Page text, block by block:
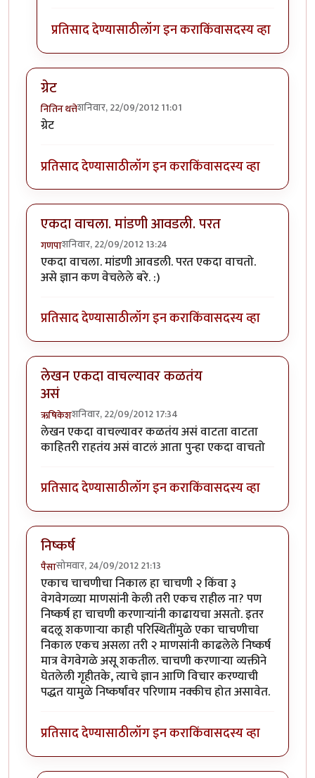
प्रतिसाद देण्यासाठीलॉग इन कराकिंवासदस्य व्हा
ग्रेट
नितिन थत्तेशनिवार, 22/09/2012 11:01
ग्रेट
प्रतिसाद देण्यासाठीलॉग इन कराकिंवासदस्य व्हा
एकदा वाचला. मांडणी आवडली. परत
गणपाशनिवार, 22/09/2012 13:24
एकदा वाचला. मांडणी आवडली. परत एकदा वाचतो.
असे ज्ञान कण वेचलेले बरे. :)
प्रतिसाद देण्यासाठीलॉग इन कराकिंवासदस्य व्हा
लेखन एकदा वाचल्यावर कळतंय
असं
ऋषिकेशशनिवार, 22/09/2012 17:34
लेखन एकदा वाचल्यावर कळतंय असं वाटता वाटता
काहितरी राहतंय असं वाटलं आता पुन्हा एकदा वाचतो
प्रतिसाद देण्यासाठीलॉग इन कराकिंवासदस्य व्हा
निष्कर्ष
पैसासोमवार, 24/09/2012 21:13
एकाच चाचणीचा निकाल हा चाचणी २ किंवा ३
वेगवेगळ्या माणसांनी केली तरी एकच राहील ना? पण
निष्कर्ष हा चाचणी करणार्‍यांनी काढायचा असतो. इतर
बदलू शकणार्‍या काही परिस्थितींमुळे एका चाचणीचा
निकाल एकच असला तरी २ माणसांनी काढलेले निष्कर्ष
मात्र वेगवेगळे असू शकतील. चाचणी करणार्‍या व्यक्तीने
घेतलेली गृहीतके, त्याचे ज्ञान आणि विचार करण्याची
पद्धत यामुळे निष्कर्षांवर परिणाम नक्कीच होत असावेत.
प्रतिसाद देण्यासाठीलॉग इन कराकिंवासदस्य व्हा